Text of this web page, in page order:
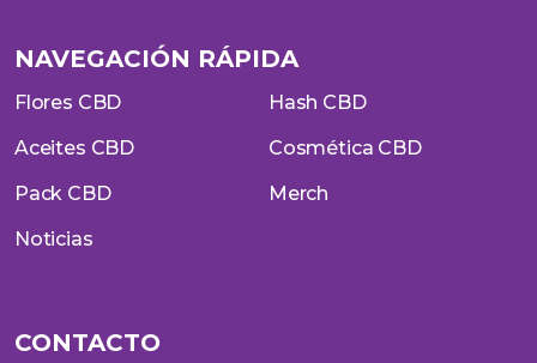
NAVEGACIÓN RÁPIDA
Flores CBD
Hash CBD
Aceites CBD
Cosmética CBD
Pack CBD
Merch
Noticias
CONTACTO